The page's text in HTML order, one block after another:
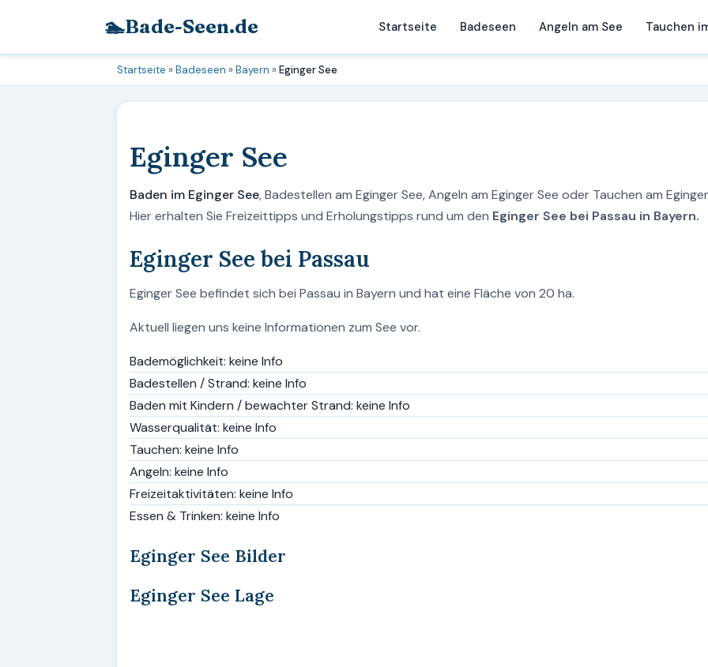
🏊Bade-Seen.de Startseite Badeseen Angeln am See Tauchen
Startseite »Badeseen »Bayern »Eginger See
Eginger See
Baden im Eginger See, Badestellen am Eginger See, Angeln am Eginger See oder Tauchen am
Hier erhalten Sie Freizeittipps und Erholungstipps rund um den Eginger See bei Passau in Bayern.
Eginger See bei Passau
Eginger See befindet sich bei Passau in Bayern und hat eine Fläche von 20 ha.
Aktuell liegen uns keine Informationen zum See vor.
Bademöglichkeit: keine Info
Badestellen / Strand: keine Info
Baden mit Kindern / bewachter Strand: keine Info
Wasserqualität: keine Info
Tauchen: keine Info
Angeln: keine Info
Freizeitaktivitäten: keine Info
Essen & Trinken: keine Info
Eginger See Bilder
Eginger See Lage